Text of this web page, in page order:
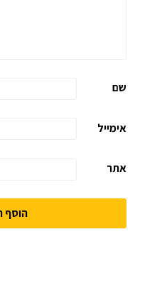
שם
אימייל
אתר